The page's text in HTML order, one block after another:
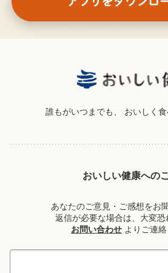
誰もがいつまでも、 おいしく
おいしい健康への
あなたのご意見・ご感想をお
返信が必要な場合は、大変
お問い合わせ よりご連